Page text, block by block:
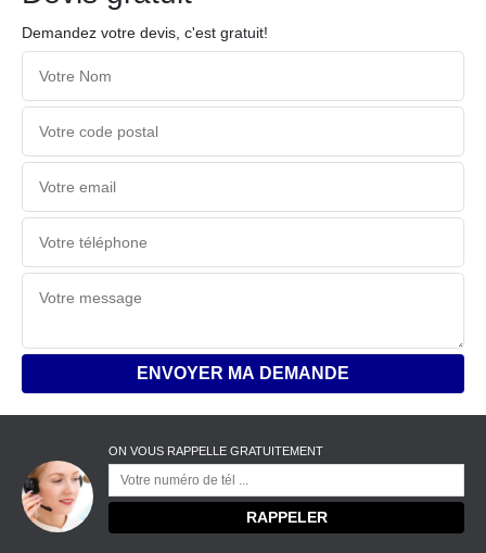
Demandez votre devis, c'est gratuit!
ON VOUS RAPPELLE GRATUITEMENT